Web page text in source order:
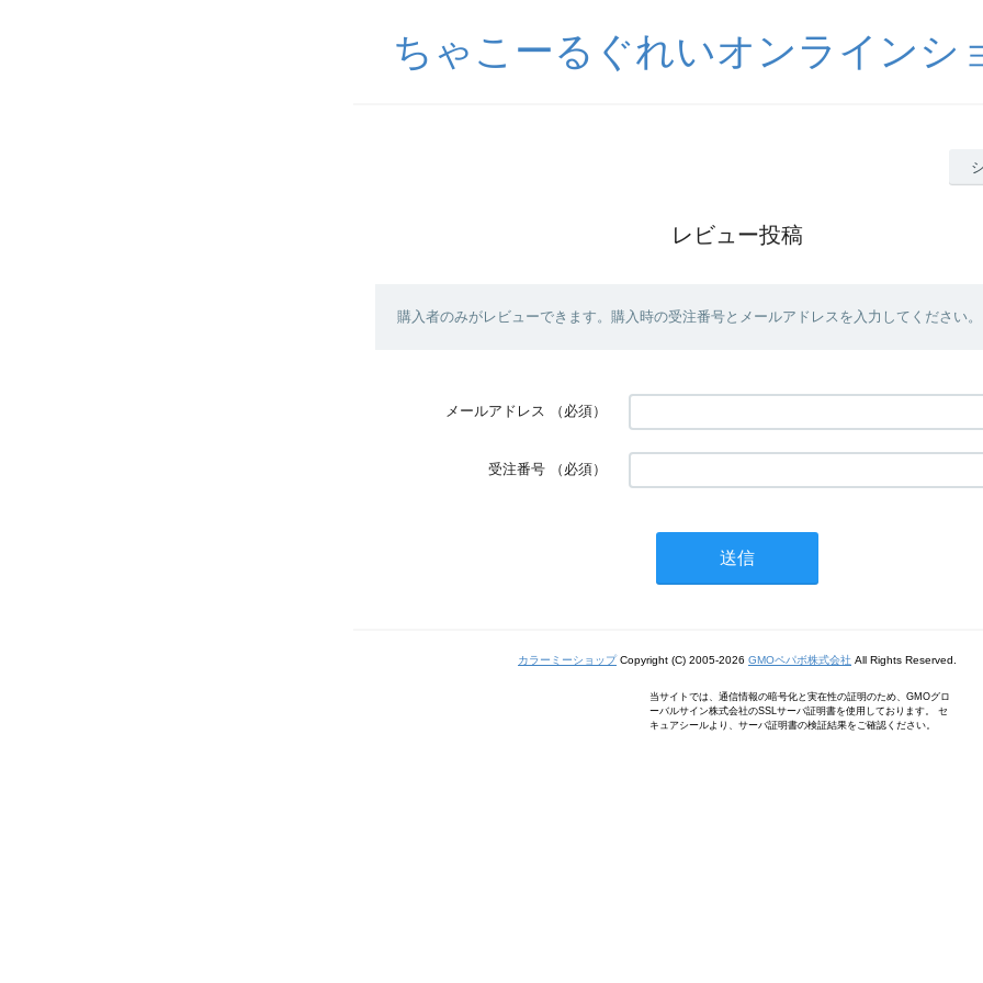
ちゃこーるぐれいオンラインシ
レビュー投稿
購入者のみがレビューできます。購入時の受注番号とメールアドレスを入力してください。
メールアドレス （必須）
受注番号 （必須）
カラーミーショップCopyright (C) 2005-2026 GMOペパボ株式会社 All Rights Reserved.
当サイトでは、通信情報の暗号化と実在性の証明のため、GMOグロ
ーバルサイン株式会社のSSLサーバ証明書を使用しております。 セ
キュアシールより、サーバ証明書の検証結果をご確認ください。